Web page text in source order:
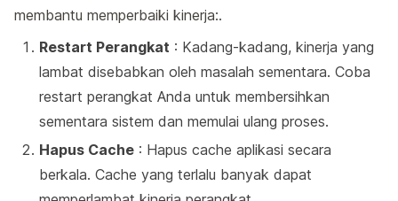
membantu memperbaiki kinerja:.
Restart Perangkat : Kadang-kadang, kinerja yang
lambat disebabkan oleh masalah sementara. Coba
restart perangkat Anda untuk membersihkan
sementara sistem dan memulai ulang proses.
Hapus Cache : Hapus cache aplikasi secara
berkala. Cache yang terlalu banyak dapat